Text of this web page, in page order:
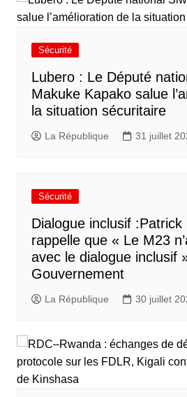
Sécurité
Lubero : Le Député
Makuke Kapako salue
la situation sécuritaire
La République 31 juillet
Sécurité
Dialogue inclusif :Patrick
rappelle que « Le M23
avec le dialogue inclusif
Gouvernement
La République 30 juillet